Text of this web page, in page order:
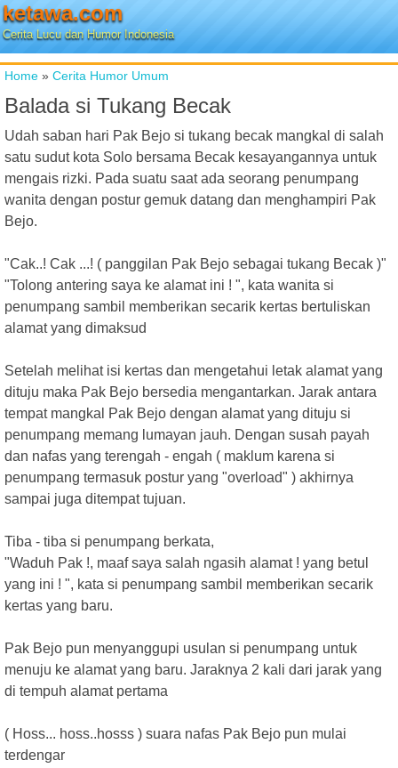
ketawa.com
Cerita Lucu dan Humor Indonesia
Home » Cerita Humor Umum
Balada si Tukang Becak
Udah saban hari Pak Bejo si tukang becak mangkal di salah
satu sudut kota Solo bersama Becak kesayangannya untuk
mengais rizki. Pada suatu saat ada seorang penumpang
wanita dengan postur gemuk datang dan menghampiri Pak
Bejo.
"Cak..! Cak ...! ( panggilan Pak Bejo sebagai tukang Becak )"
"Tolong antering saya ke alamat ini ! ", kata wanita si
penumpang sambil memberikan secarik kertas bertuliskan
alamat yang dimaksud
Setelah melihat isi kertas dan mengetahui letak alamat yang
dituju maka Pak Bejo bersedia mengantarkan. Jarak antara
tempat mangkal Pak Bejo dengan alamat yang dituju si
penumpang memang lumayan jauh. Dengan susah payah
dan nafas yang terengah - engah ( maklum karena si
penumpang termasuk postur yang "overload" ) akhirnya
sampai juga ditempat tujuan.
Tiba - tiba si penumpang berkata,
"Waduh Pak !, maaf saya salah ngasih alamat ! yang betul
yang ini ! ", kata si penumpang sambil memberikan secarik
kertas yang baru.
Pak Bejo pun menyanggupi usulan si penumpang untuk
menuju ke alamat yang baru. Jaraknya 2 kali dari jarak yang
di tempuh alamat pertama
( Hoss... hoss..hosss ) suara nafas Pak Bejo pun mulai
terdengar